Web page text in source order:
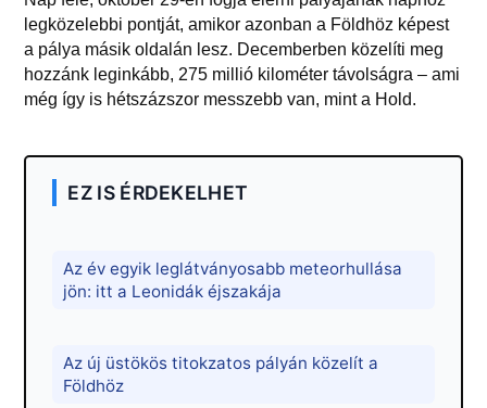
legközelebbi pontját, amikor azonban a Földhöz képest
a pálya másik oldalán lesz. Decemberben közelíti meg
hozzánk leginkább, 275 millió kilométer távolságra – ami
még így is hétszázszor messzebb van, mint a Hold.
EZ IS ÉRDEKELHET
Az év egyik leglátványosabb meteorhullása
jön: itt a Leonidák éjszakája
Az új üstökös titokzatos pályán közelít a
Földhöz